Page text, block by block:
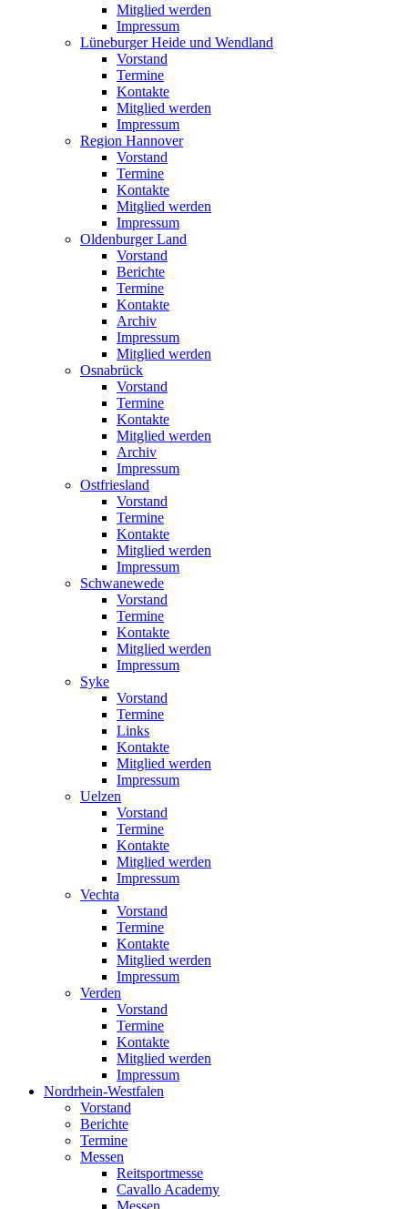
Mitglied werden
Impressum
Lüneburger Heide und Wendland
Vorstand
Termine
Kontakte
Mitglied werden
Impressum
Region Hannover
Vorstand
Termine
Kontakte
Mitglied werden
Impressum
Oldenburger Land
Vorstand
Berichte
Termine
Kontakte
Archiv
Impressum
Mitglied werden
Osnabrück
Vorstand
Termine
Kontakte
Mitglied werden
Archiv
Impressum
Ostfriesland
Vorstand
Termine
Kontakte
Mitglied werden
Impressum
Schwanewede
Vorstand
Termine
Kontakte
Mitglied werden
Impressum
Syke
Vorstand
Termine
Links
Kontakte
Mitglied werden
Impressum
Uelzen
Vorstand
Termine
Kontakte
Mitglied werden
Impressum
Vechta
Vorstand
Termine
Kontakte
Mitglied werden
Impressum
Verden
Vorstand
Termine
Kontakte
Mitglied werden
Impressum
Nordrhein-Westfalen
Vorstand
Berichte
Termine
Messen
Reitsportmesse
Cavallo Academy
Messen